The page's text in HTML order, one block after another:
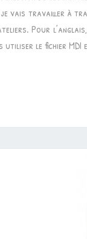
vais travailler à
Pour
utiliser le fichier MDI